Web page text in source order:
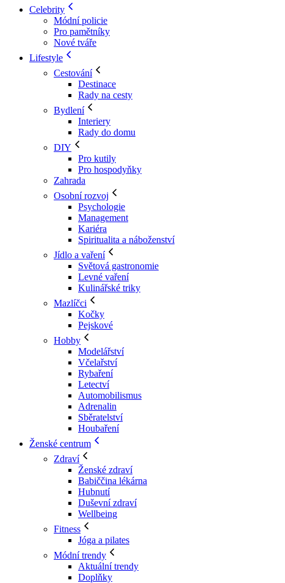
Celebrity
Módní policie
Pro pamětníky
Nové tváře
Lifestyle
Cestování
Destinace
Rady na cesty
Bydlení
Interiery
Rady do domu
DIY
Pro kutily
Pro hospodyňky
Zahrada
Osobní rozvoj
Psychologie
Management
Kariéra
Spiritualita a náboženství
Jídlo a vaření
Světová gastronomie
Levné vaření
Kulinářské triky
Mazlíčci
Kočky
Pejskové
Hobby
Modelářství
Včelařství
Rybaření
Letectví
Automobilismus
Adrenalin
Sběratelství
Houbaření
Ženské centrum
Zdraví
Ženské zdraví
Babiččina lékárna
Hubnutí
Duševní zdraví
Wellbeing
Fitness
Jóga a pilates
Módní trendy
Aktuální trendy
Doplňky